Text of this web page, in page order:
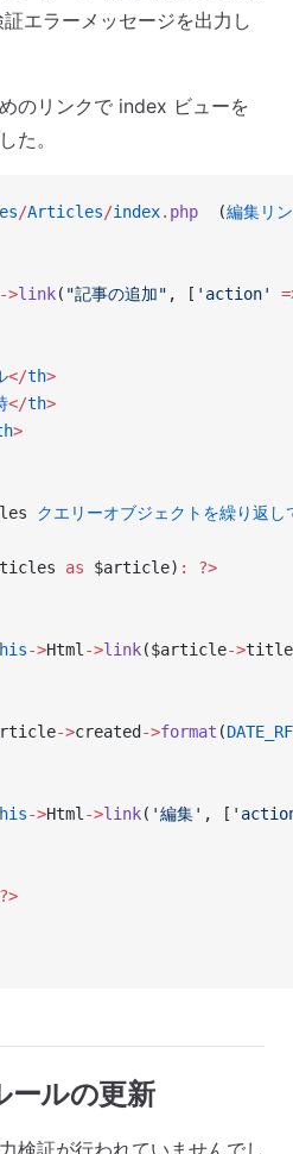
エラーメッセージを出力し
のリンクで index ビューを
た。
/Articles/index. php
  (
編集リ
->link( "記事の追加" , [ 'action'
</th>
</th>
>
クエリーオブジェクトを繰り返
as $article) :
?>
->Html ->link($article->
->created ->format (
->Html ->link( '編集' , [
?>
ールの更新
検証が行われていませんでし